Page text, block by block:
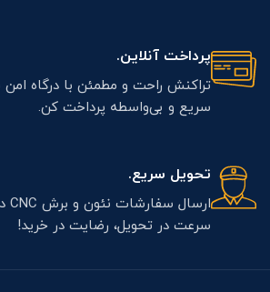
پرداخت آنلاین.
تراکنش راحت و مطمئن با درگاه امن
سریع و بی‌واسطه پرداخت کن.
تحویل سریع.
سرعت در تحویل، رضایت در خرید!